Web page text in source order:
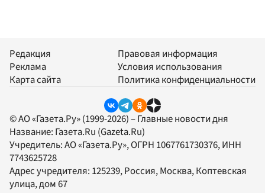
Редакция
Реклама
Карта сайта
Правовая информация
Условия использования
Политика конфиденциальности
© АО «Газета.Ру» (1999-2026) – Главные новости дня
Название: Газета.Ru (Gazeta.Ru)
Учредитель:АО «Газета.Ру», ОГРН 1067761730376, ИНН
7743625728
Адрес учредителя: 125239, Россия, Москва, Коптевская
улица, дом 67